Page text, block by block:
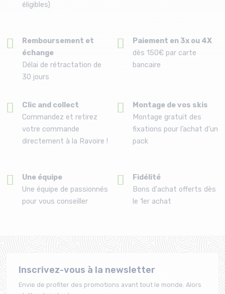
éligibles)
Remboursement et
échange
Délai de rétractation de
30 jours
Paiement en 3x ou 4X
dès 150€ par carte
bancaire
Clic and collect
Commandez et retirez
votre commande
directement à la Ravoire !
Montage de vos skis
Montage gratuit des
fixations pour l’achat d'un
pack
Une équipe
Une équipe de passionnés
pour vous conseiller
Fidélité
Bons d'achat offerts dès
le 1er achat
Inscrivez-vous à la newsletter
Envie de profiter des promotions avant tout le monde. Alors